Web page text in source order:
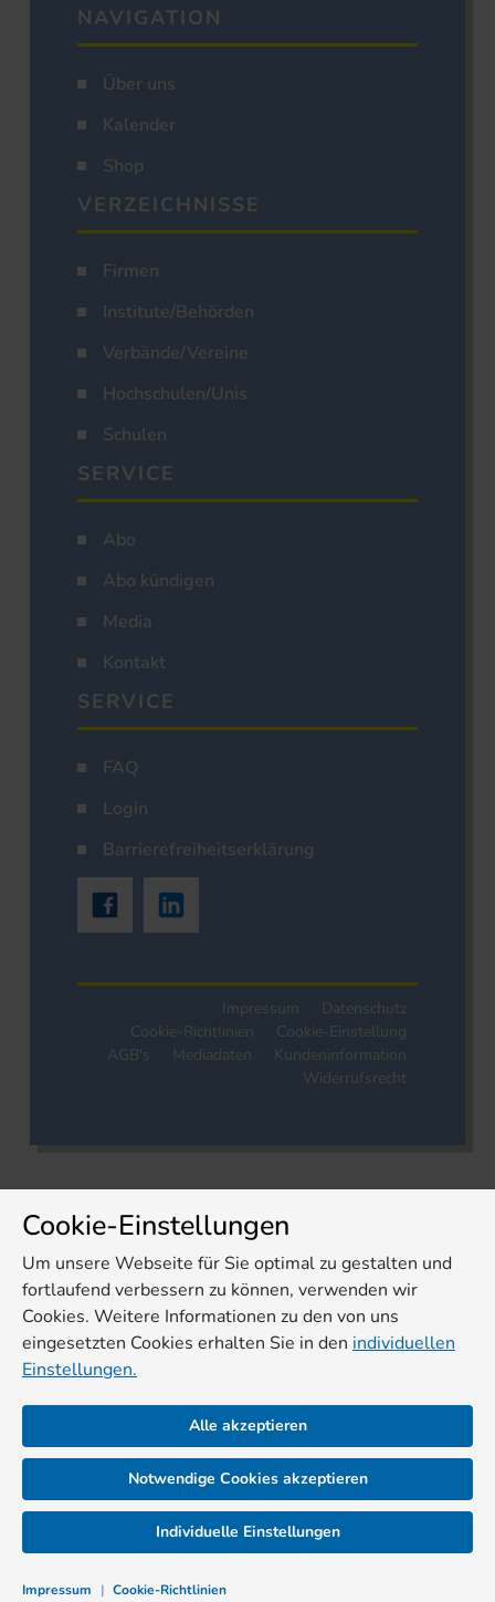
NAVIGATION
Über uns
Kalender
Shop
VERZEICHNISSE
Firmen
Institute/Behörden
Verbände/Vereine
Hochschulen/Unis
Schulen
SERVICE
Abo
Abo kündigen
Media
Kontakt
SERVICE
FAQ
Login
Barrierefreiheitserklärung
Impressum
Datenschutz
Cookie-Richtlinien
Cookie-Einstellung
AGB's
Mediadaten
Kundeninformation
Widerrufsrecht
Cookie-Einstellungen
Um unsere Webseite für Sie optimal zu gestalten und
fortlaufend verbessern zu können, verwenden wir
Cookies. Weitere Informationen zu den von uns
eingesetzten Cookies erhalten Sie in den individuellen
Einstellungen.
Alle akzeptieren
Notwendige Cookies akzeptieren
Impressum | Cookie-Richtlinien
Individuelle Einstellungen